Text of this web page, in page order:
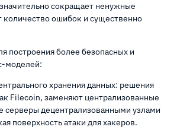
сокращает ненужные
количество ошибок и существенно
построения более безопасных и
моделей:
хранения данных: решения
Filecoin, заменяют централизованные
серверы децентрализованными узлами
поверхность атаки для хакеров.